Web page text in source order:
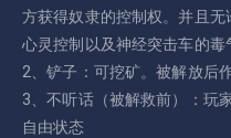
方获得奴隶的控制权。并且
心灵控制以及神经突击车的毒
2、铲子：可挖矿。被解放后
3、不听话（被解救前）：玩
自由状态